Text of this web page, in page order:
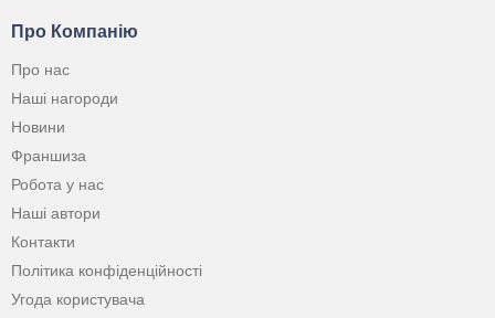
Про Компанію
Про нас
Наші нагороди
Новини
Франшиза
Робота у нас
Наші автори
Контакти
Політика конфіденційності
Угода користувача